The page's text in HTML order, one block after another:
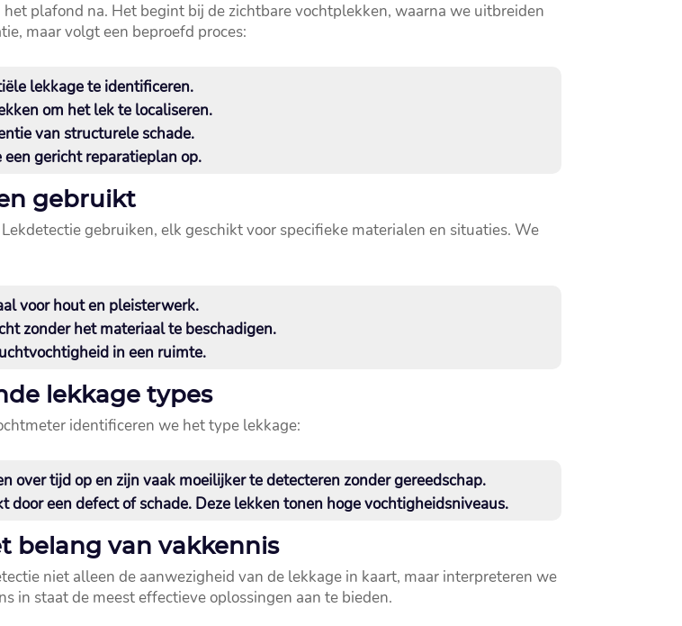
plafond na.​ Het begint bij de zichtbare vochtplekken, waarna we uitbreiden
maar volgt een beproefd proces:
lekkage te identificeren.​
om het lek te localiseren.​
van structurele schade.​
gericht reparatieplan op.​
gebruikt
gebruiken, elk geschikt voor specifieke materialen en situaties.​ We
voor hout en pleisterwerk.​
zonder het materiaal te beschadigen.​
in een ruimte.​
lekkage types
identificeren we het type lekkage:
over tijd op en zijn vaak moeilijker te detecteren zonder gereedschap.​
door een defect of schade.​ Deze lekken tonen hoge vochtigheidsniveaus.​
belang van vakkennis
niet alleen de aanwezigheid van de lekkage in kaart, maar interpreteren we
in staat de meest effectieve oplossingen aan te bieden.​